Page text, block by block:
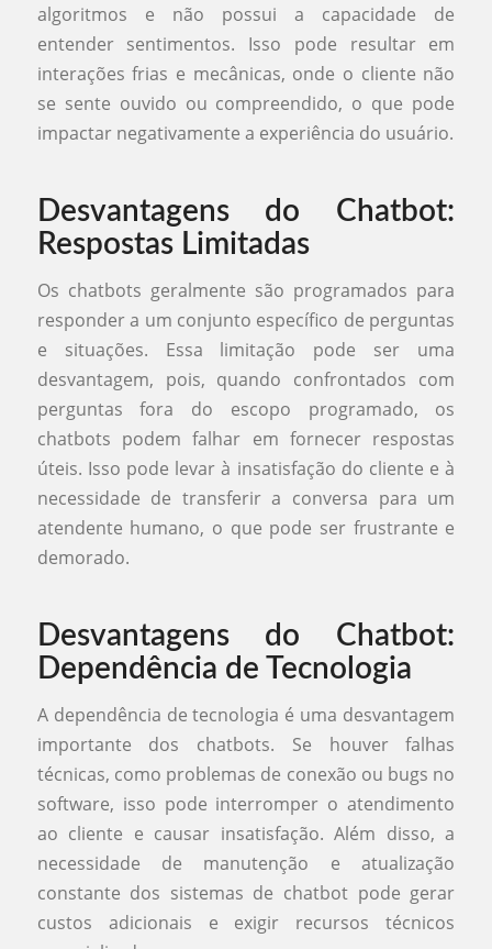
algoritmos e não possui a capacidade de
entender sentimentos. Isso pode resultar em
interações frias e mecânicas, onde o cliente não
se sente ouvido ou compreendido, o que pode
impactar negativamente a experiência do usuário.
Desvantagens do Chatbot:
Respostas Limitadas
Os chatbots geralmente são programados para
responder a um conjunto específico de perguntas
e situações. Essa limitação pode ser uma
desvantagem, pois, quando confrontados com
perguntas fora do escopo programado, os
chatbots podem falhar em fornecer respostas
úteis. Isso pode levar à insatisfação do cliente e à
necessidade de transferir a conversa para um
atendente humano, o que pode ser frustrante e
demorado.
Desvantagens do Chatbot:
Dependência de Tecnologia
A dependência de tecnologia é uma desvantagem
importante dos chatbots. Se houver falhas
técnicas, como problemas de conexão ou bugs no
software, isso pode interromper o atendimento
ao cliente e causar insatisfação. Além disso, a
necessidade de manutenção e atualização
constante dos sistemas de chatbot pode gerar
custos adicionais e exigir recursos técnicos